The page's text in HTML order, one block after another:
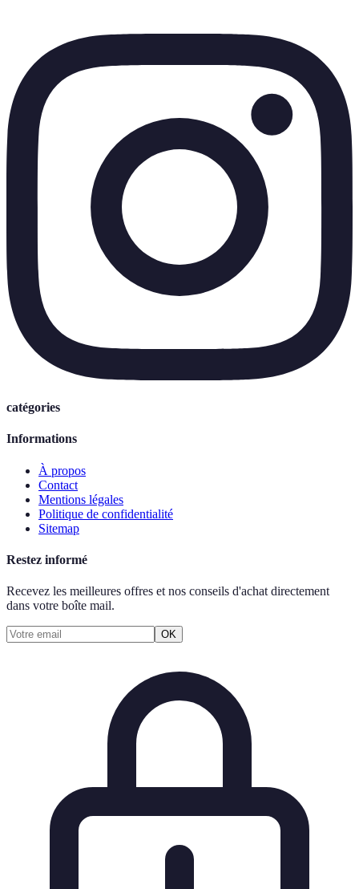
catégories
Informations
À propos
Contact
Mentions légales
Politique de confidentialité
Sitemap
Restez informé
Recevez les meilleures offres et nos conseils d'achat directement
dans votre boîte mail.
OK